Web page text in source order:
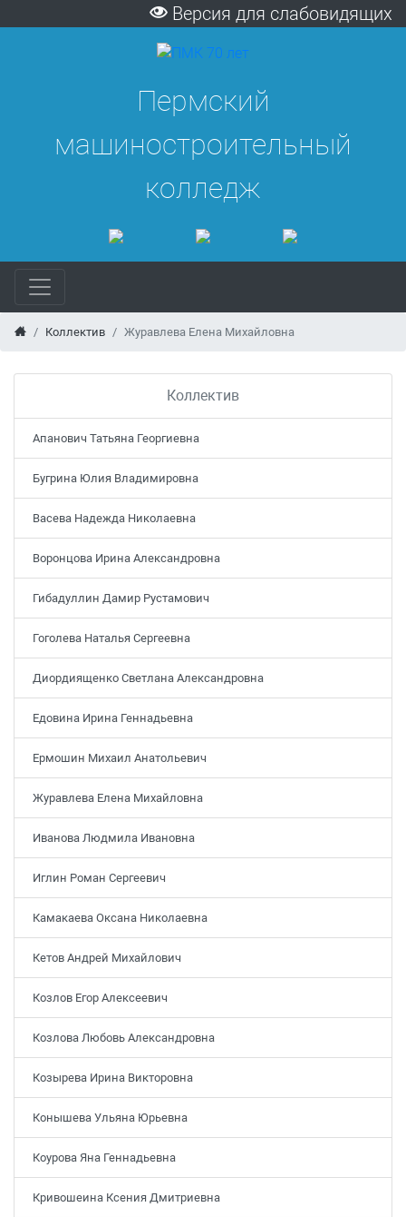
Версия для слабовидящих
Пермский
машиностроительный
колледж
Коллектив Журавлева Елена Михайловна
Коллектив
Апанович Татьяна Георгиевна
Бугрина Юлия Владимировна
Васева Надежда Николаевна
Воронцова Ирина Александровна
Гибадуллин Дамир Рустамович
Гоголева Наталья Сергеевна
Диордиященко Светлана Александровна
Едовина Ирина Геннадьевна
Ермошин Михаил Анатольевич
Журавлева Елена Михайловна
Иванова Людмила Ивановна
Иглин Роман Сергеевич
Камакаева Оксана Николаевна
Кетов Андрей Михайлович
Козлов Егор Алексеевич
Козлова Любовь Александровна
Козырева Ирина Викторовна
Конышева Ульяна Юрьевна
Коурова Яна Геннадьевна
Кривошеина Ксения Дмитриевна